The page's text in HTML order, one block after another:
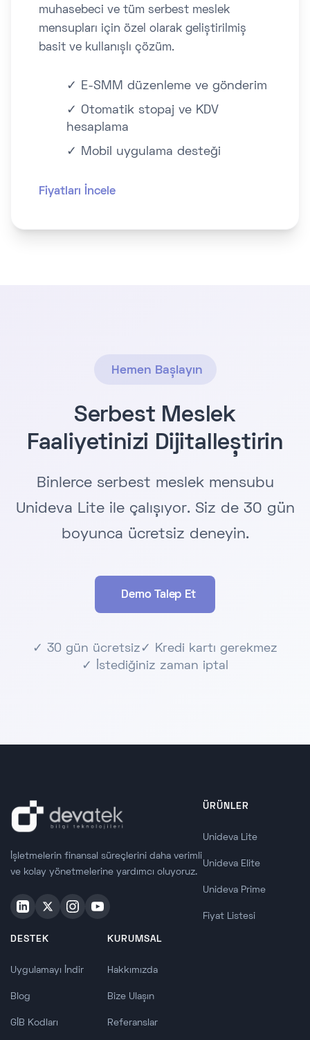
muhasebeci ve tüm serbest meslek
mensupları için özel olarak geliştirilmiş
basit ve kullanışlı çözüm.
✓ E-SMM düzenleme ve gönderim
✓ Otomatik stopaj ve KDV
hesaplama
✓ Mobil uygulama desteği
Fiyatları İncele
Hemen Başlayın
Serbest Meslek
Faaliyetinizi Dijitalleştirin
Binlerce serbest meslek mensubu
Unideva Lite ile çalışıyor. Siz de 30 gün
boyunca ücretsiz deneyin.
Demo Talep Et
✓ 30 gün ücretsiz✓ Kredi kartı gerekmez
✓ İstediğiniz zaman iptal
İşletmelerin finansal süreçlerini daha verimli
ve kolay yönetmelerine yardımcı oluyoruz.
ÜRÜNLER
Unideva Lite
Unideva Elite
Unideva Prime
Fiyat Listesi
DESTEK
Uygulamayı İndir
Blog
GİB Kodları
KURUMSAL
Hakkımızda
Bize Ulaşın
Referanslar